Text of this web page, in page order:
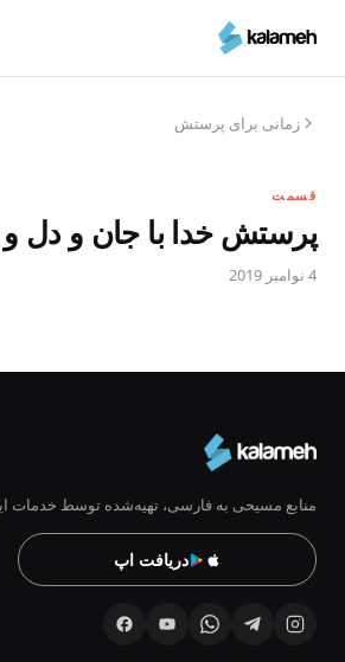
محتوای
زمانی برای پرستش
قسمت
پرستش خدا با جان و دل
4 نوامبر 2019
منابع مسیحی به فارسی، تهیه‌شده توسط خدمات
دریافت اپ